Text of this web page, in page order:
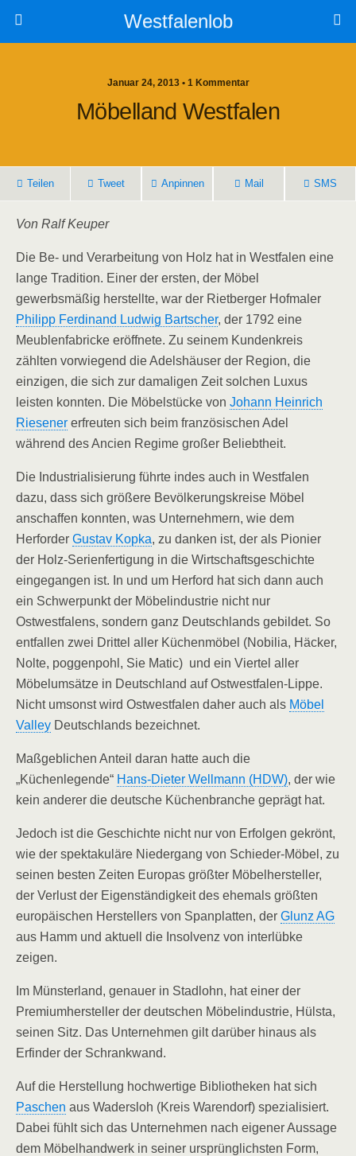
Westfalenlob
Januar 24, 2013 • 1 Kommentar
Möbelland Westfalen
Teilen Tweet Anpinnen Mail SMS
Von Ralf Keuper
Die Be- und Verarbeitung von Holz hat in Westfalen eine
lange Tradition. Einer der ersten, der Möbel
gewerbsmäßig herstellte, war der Rietberger Hofmaler
Philipp Ferdinand Ludwig Bartscher, der 1792 eine
Meublenfabricke eröffnete. Zu seinem Kundenkreis
zählten vorwiegend die Adelshäuser der Region, die
einzigen, die sich zur damaligen Zeit solchen Luxus
leisten konnten. Die Möbelstücke von Johann Heinrich
Riesener erfreuten sich beim französischen Adel
während des Ancien Regime großer Beliebtheit.
Die Industrialisierung führte indes auch in Westfalen
dazu, dass sich größere Bevölkerungskreise Möbel
anschaffen konnten, was Unternehmern, wie dem
Herforder Gustav Kopka, zu danken ist, der als Pionier
der Holz-Serienfertigung in die Wirtschaftsgeschichte
eingegangen ist. In und um Herford hat sich dann auch
ein Schwerpunkt der Möbelindustrie nicht nur
Ostwestfalens, sondern ganz Deutschlands gebildet. So
entfallen zwei Drittel aller Küchenmöbel (Nobilia, Häcker,
Nolte, poggenpohl, Sie Matic) und ein Viertel aller
Möbelumsätze in Deutschland auf Ostwestfalen-Lippe.
Nicht umsonst wird Ostwestfalen daher auch als Möbel
Valley Deutschlands bezeichnet.
Maßgeblichen Anteil daran hatte auch die
„Küchenlegende“ Hans-Dieter Wellmann (HDW), der wie
kein anderer die deutsche Küchenbranche geprägt hat.
Jedoch ist die Geschichte nicht nur von Erfolgen gekrönt,
wie der spektakuläre Niedergang von Schieder-Möbel, zu
seinen besten Zeiten Europas größter Möbelhersteller,
der Verlust der Eigenständigkeit des ehemals größten
europäischen Herstellers von Spanplatten, der Glunz AG
aus Hamm und aktuell die Insolvenz von interlübke
zeigen.
Im Münsterland, genauer in Stadlohn, hat einer der
Premiumhersteller der deutschen Möbelindustrie, Hülsta,
seinen Sitz. Das Unternehmen gilt darüber hinaus als
Erfinder der Schrankwand.
Auf die Herstellung hochwertige Bibliotheken hat sich
Paschen aus Wadersloh (Kreis Warendorf) spezialisiert.
Dabei fühlt sich das Unternehmen nach eigener Aussage
dem Möbelhandwerk in seiner ursprünglichsten Form,